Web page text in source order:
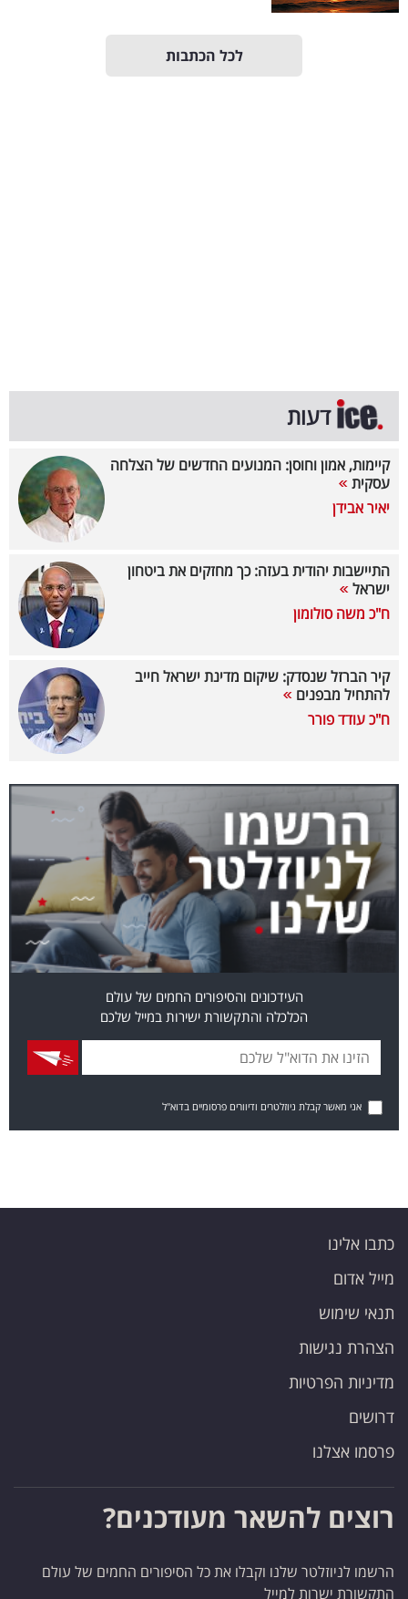
באייס
עקבו
אחרינו:
לכל הכתבות
דעות
קיימות, אמון וחוסן: המנועים החדשים של הצלחה
עסקית
יאיר אבידן
התיישבות יהודית בעזה: כך מחזקים את ביטחון
ישראל
ח"כ משה סולומון
קיר הברזל שנסדק: שיקום מדינת ישראל חייב
להתחיל מבפנים
ח"כ עודד פורר
העידכונים והסיפורים החמים של עולם
הכלכלה והתקשורת ישירות במייל שלכם
אני מאשר קבלת ניוזלטרים ודיוורים פרסומיים בדוא"ל
כתבו אלינו
מייל אדום
תנאי שימוש
הצהרת נגישות
מדיניות הפרטיות
דרושים
פרסמו אצלנו
רוצים להשאר מעודכנים?
הרשמו לניוזלטר שלנו וקבלו את כל הסיפורים החמים של עולם
התקשורת ישרות למייל